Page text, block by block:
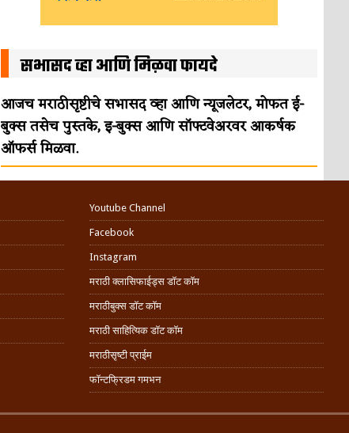
सभासद व्हा आणि मिळवा फायदे
आजच मराठीसृष्टीचे सभासद व्हा आणि न्यूजलेटर, मोफत ई-
बुक्स तसेच पुस्तके, इ-बुक्स आणि सॉफ्टवेअरवर आकर्षक
ऑफर्स मिळवा.
Youtube Channel
Facebook
Instagram
मराठी क्लासिफाईड्स डॉट कॉम
मराठीबुक्स डॉट कॉम
मराठी साहित्यिक डॉट कॉम
मराठीसृष्टी प्राईम
फॉन्टफ्रिडम गमभन